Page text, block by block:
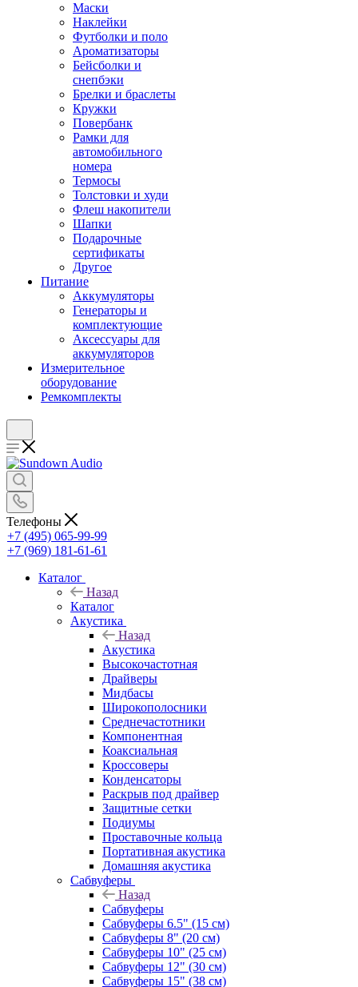
Маски
Наклейки
Футболки и поло
Ароматизаторы
Бейсболки и
снепбэки
Брелки и браслеты
Кружки
Повербанк
Рамки для
автомобильного
номера
Термосы
Толстовки и худи
Флеш накопители
Шапки
Подарочные
сертификаты
Другое
Питание
Аккумуляторы
Генераторы и
комплектующие
Аксессуары для
аккумуляторов
Измерительное
оборудование
Ремкомплекты
Телефоны
+7 (495) 065-99-99
+7 (969) 181-61-61
Каталог
Назад
Каталог
Акустика
Назад
Акустика
Высокочастотная
Драйверы
Мидбасы
Широкополосники
Среднечастотники
Компонентная
Коаксиальная
Кроссоверы
Конденсаторы
Раскрыв под драйвер
Защитные сетки
Подиумы
Проставочные кольца
Портативная акустика
Домашняя акустика
Сабвуферы
Назад
Сабвуферы
Сабвуферы 6.5" (15 см)
Сабвуферы 8" (20 см)
Сабвуферы 10" (25 см)
Сабвуферы 12" (30 см)
Сабвуферы 15" (38 см)